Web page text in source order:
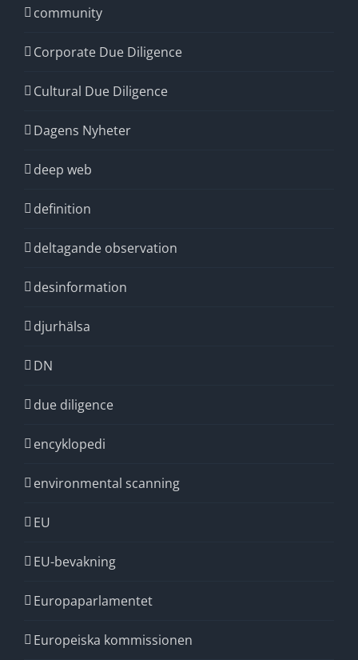
community
Corporate Due Diligence
Cultural Due Diligence
Dagens Nyheter
deep web
definition
deltagande observation
desinformation
djurhälsa
DN
due diligence
encyklopedi
environmental scanning
EU
EU-bevakning
Europaparlamentet
Europeiska kommissionen